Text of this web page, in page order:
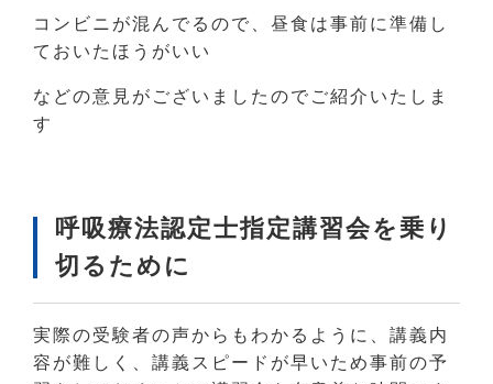
コンビニが混んでるので、昼食は事前に準備し
ておいたほうがいい
などの意見がございましたのでご紹介いたしま
す
呼吸療法認定士指定講習会を乗り
切るために
実際の受験者の声からもわかるように、講義内
容が難しく、講義スピードが早いため事前の予